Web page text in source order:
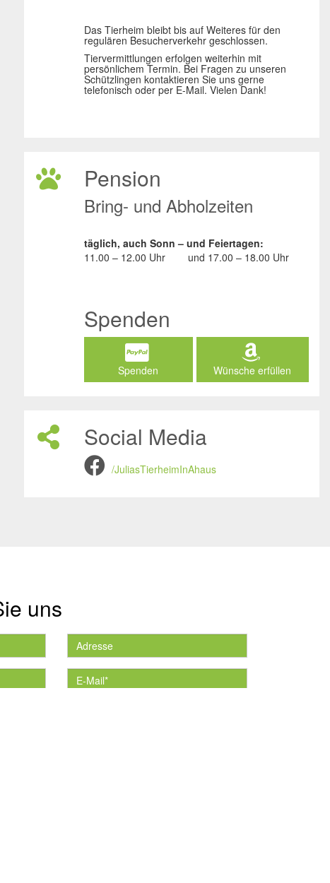
Das Tierheim bleibt bis auf Weiteres für den
regulären Besucherverkehr geschlossen.
Tiervermittlungen erfolgen weiterhin mit
persönlichem Termin. Bei Fragen zu unseren
Schützlingen kontaktieren Sie uns gerne
telefonisch oder per E-Mail. Vielen Dank!
Pension
Bring- und Abholzeiten
täglich, auch Sonn – und Feiertagen:
11.00 – 12.00 Uhr
und 17.00 – 18.00 Uhr
Spenden
Spenden Wünsche erfüllen
Social Media
/JuliasTierheimInAhaus
uns